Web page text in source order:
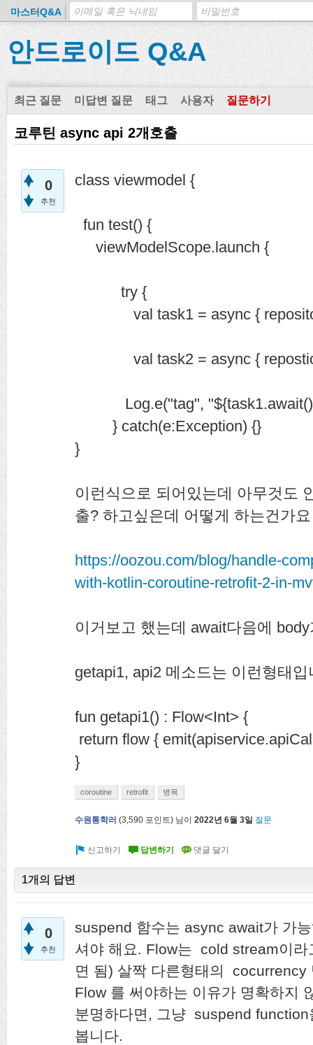
마스터Q&A
안드로이드 Q&A
최근 질문 미답변 질문 태그 사용자 질문하기
코루틴 async api 2개호출
0
추천
class viewmodel {
fun test() {
viewModelScope.launch {
try {
val task1 = async {
val task2 = async {
Log.e("tag",
} catch(e:Exception) {}
}
이런식으로 되어있는데 아무것도
출? 하고싶은데 어떻게 하는건가
https://oozou.com/blog/handle-
with-kotlin-coroutine-retrofit-2-in-
이거보고 했는데 await다음에
getapi1, api2 메소드는 이런형태입
fun getapi1() : Flow<Int> {
return flow {
}
coroutine retrofit 병목
수원통학러 (3,590 포인트) 님이 2022년 6월 3일 질문
1개의 답변
0
추천
suspend 함수는 async await가 가
셔야 해요. Flow는 cold stream이
면 됨) 살짝 다른형태의 cocurrency
Flow 를 써야하는 이유가 명확하지
분명하다면, 그냥 suspend function
봅니다.